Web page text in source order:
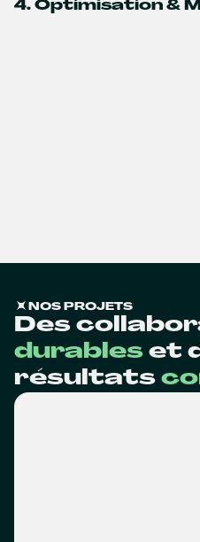
4. Optimisation &
NOS PROJETS
Des
durables et
résultats